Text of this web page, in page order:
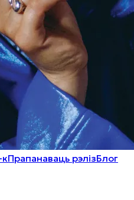
кПрапанаваць рэлізБлог